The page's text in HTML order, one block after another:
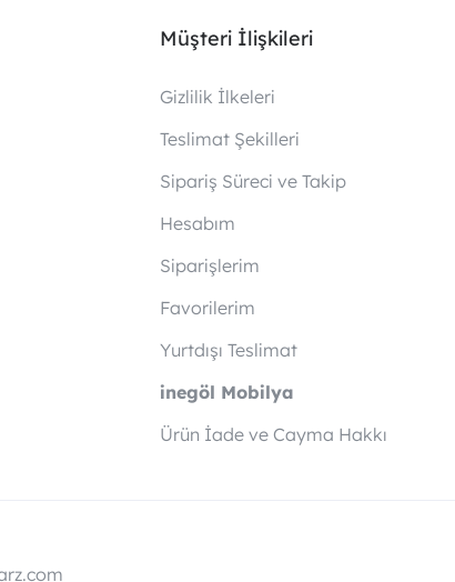
Müşteri İlişkileri
Gizlilik İlkeleri
Teslimat Şekilleri
Sipariş Süreci ve Takip
Hesabım
Siparişlerim
Favorilerim
Yurtdışı Teslimat
inegöl Mobilya
Ürün İade ve Cayma Hakkı